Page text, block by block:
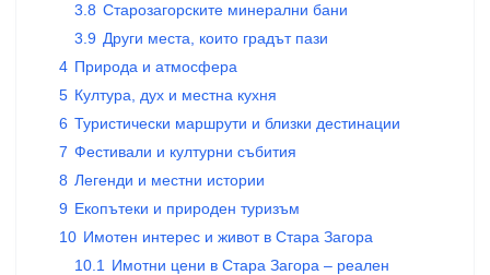
3.8 Старозагорските минерални бани
3.9 Други места, които градът пази
4 Природа и атмосфера
5 Култура, дух и местна кухня
6 Туристически маршрути и близки дестинации
7 Фестивали и културни събития
8 Легенди и местни истории
9 Екопътеки и природен туризъм
10 Имотен интерес и живот в Стара Загора
10.1
Имотни цени в Стара Загора – реален